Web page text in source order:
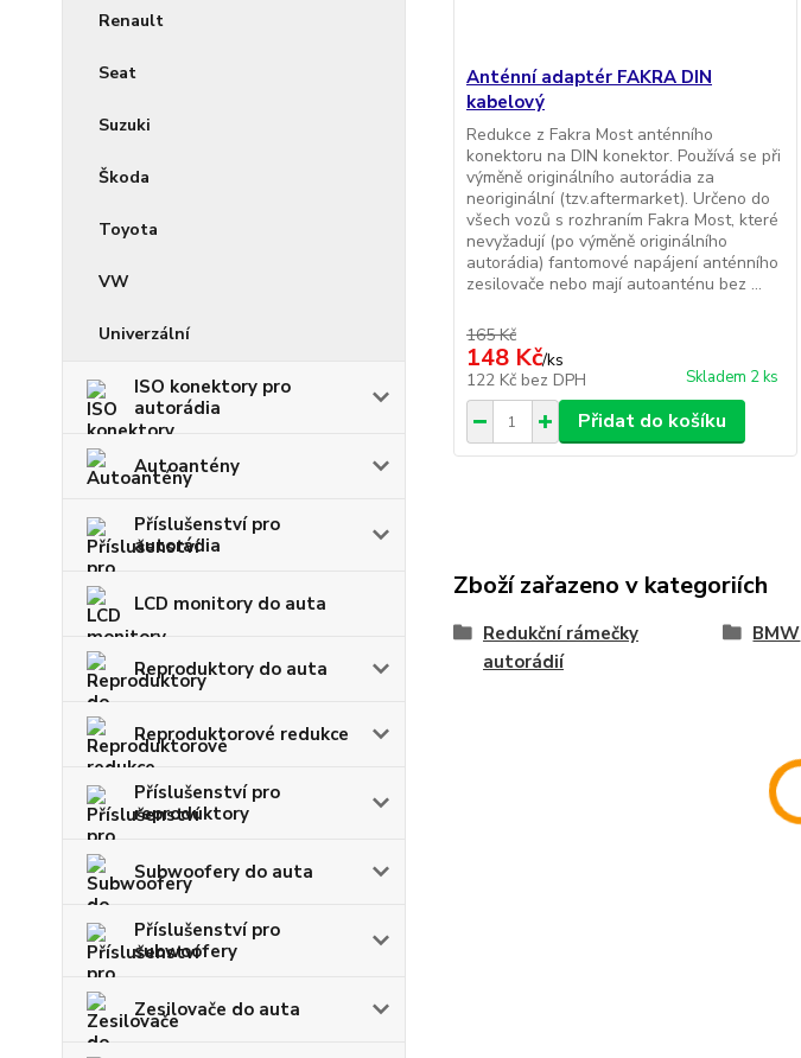
Renault
Seat
Suzuki
Škoda
Toyota
VW
Univerzální
ISO konektory pro
autorádia
Autoantény
Příslušenství pro
autorádia
LCD monitory do auta
Reproduktory do auta
Reproduktorové redukce
Příslušenství pro
reproduktory
Subwoofery do auta
Příslušenství pro
subwoofery
Zesilovače do auta
Anténní adaptér FAKRA DIN
kabelový
Redukce z Fakra Most anténního
konektoru na DIN konektor. Používá se při
výměně originálního autorádia za
neoriginální (tzv.aftermarket). Určeno do
všech vozů s rozhraním Fakra Most, které
nevyžadují (po výměně originálního
autorádia) fantomové napájení anténního
zesilovače nebo mají autoanténu bez ...
165 Kč
148 Kč/ks
122 Kč bez DPH Skladem 2 ks
Přidat do košíku
Zboží zařazeno v kategoriích
Redukční rámečky
autorádií
BMW